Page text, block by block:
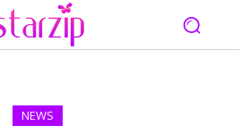
NEWS